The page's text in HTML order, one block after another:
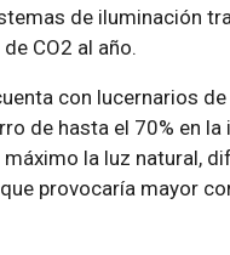
de iluminación
CO2 al año.
con lucernarios
de hasta el 70% en
la luz natural,
provocaría mayor